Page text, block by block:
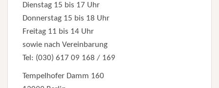
Dienstag 15 bis 17 Uhr
Donnerstag 15 bis 18 Uhr
Freitag 11 bis 14 Uhr
sowie nach Vereinbarung
Tel: (030) 617 09 168 / 169
Tempelhofer Damm 160